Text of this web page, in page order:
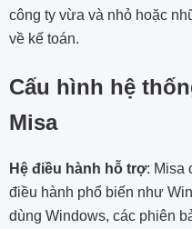
công ty vừa và nhỏ hoặc
về kế toán.
Cấu hình hệ
Misa
Hệ điều hành hỗ trợ: Misa
điều hành phổ biến như
dùng Windows, các phiên